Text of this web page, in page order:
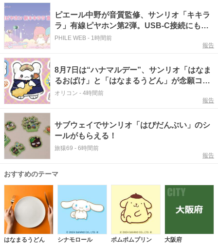
ピエール中野が音質監修、サンリオ「キキラ
ラ」有線ピヤホン第2弾。USB-C接続にも対
応
PHILE WEB - 1時間前
報告
8月7日は“ハナマルデー”、サンリオ「はなま
るおばけ」と「はなまるうどん」が念願コラ
ボ「一緒に笑顔を届けたい」
オリコン - 4時間前
報告
サブウェイでサンリオ「はぴだんぶい」のシ
ールがもらえる！
旅猿69 - 6時間前
報告
おすすめのテーマ
はなまるうどん シナモロール ポムポムプリン 大阪府